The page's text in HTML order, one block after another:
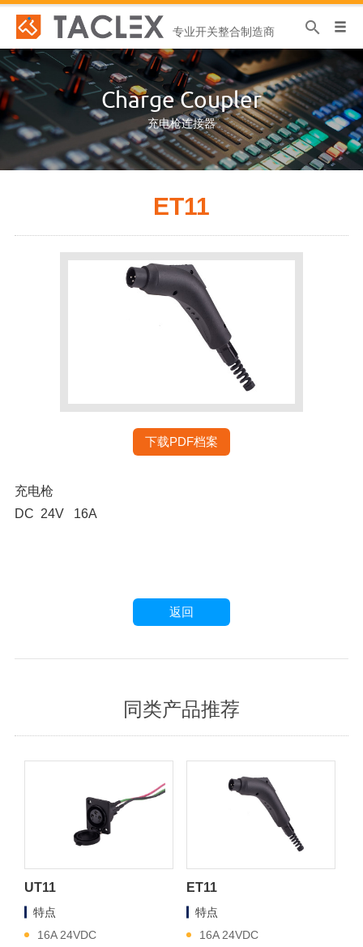
专业开关整合制造商
Charge Coupler
充电枪连接器
ET11
下载PDF档案
充电枪
DC 24V 16A
返回
同类产品推荐
UT11
特点
16A 24VDC
ET11
特点
16A 24VDC